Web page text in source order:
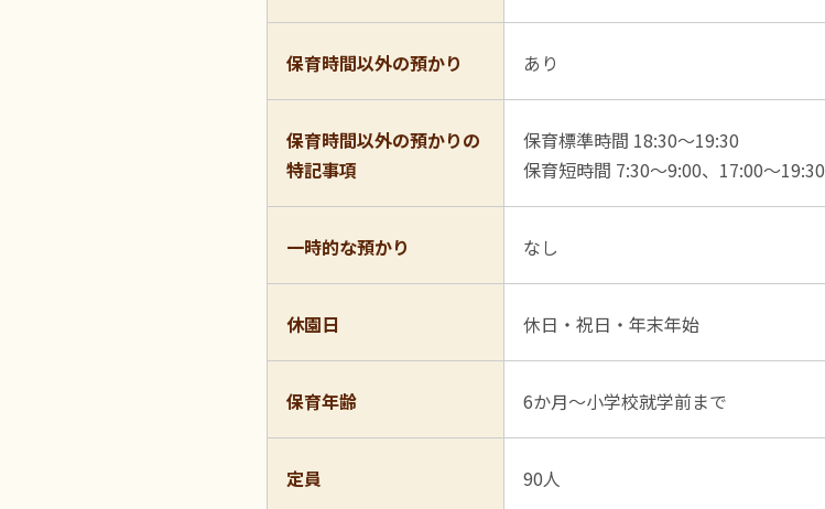
保育時間以外の預かり あり
保育時間以外の預かりの
特記事項
保育標準時間 18:30～19:30
保育短時間 7:30～9:00、17:00～19:30
一時的な預かり なし
休園日 休日・祝日・年末年始
保育年齢 6か月～小学校就学前まで
定員 90人